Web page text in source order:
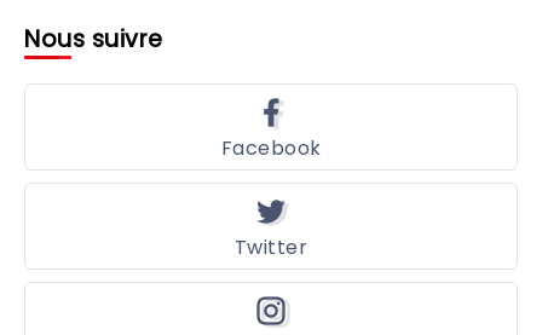
Nous suivre
Facebook
Twitter